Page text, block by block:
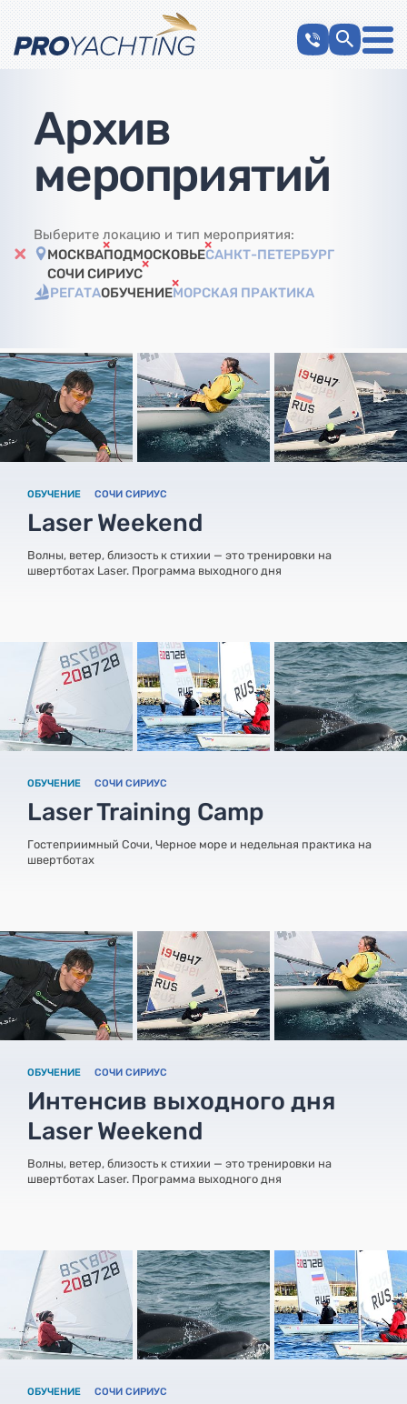
Архив
мероприятий
Выберите локацию и тип мероприятия:
МОСКВАПОДМОСКОВЬЕСАНКТ-ПЕТЕРБУРГ
СОЧИ СИРИУС
РЕГАТАОБУЧЕНИЕМОРСКАЯ ПРАКТИКА
ОБУЧЕНИЕ СОЧИ СИРИУС
Laser Weekend
Волны, ветер, близость к стихии — это тренировки на
швертботах Laser. Программа выходного дня
ОБУЧЕНИЕ СОЧИ СИРИУС
Laser Training Camp
Гостеприимный Сочи, Черное море и недельная практика на
швертботах
ОБУЧЕНИЕ СОЧИ СИРИУС
Интенсив выходного дня
Laser Weekend
Волны, ветер, близость к стихии — это тренировки на
швертботах Laser. Программа выходного дня
ОБУЧЕНИЕ СОЧИ СИРИУС